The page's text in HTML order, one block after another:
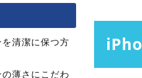
清潔に保つ方
薄さにこだわ